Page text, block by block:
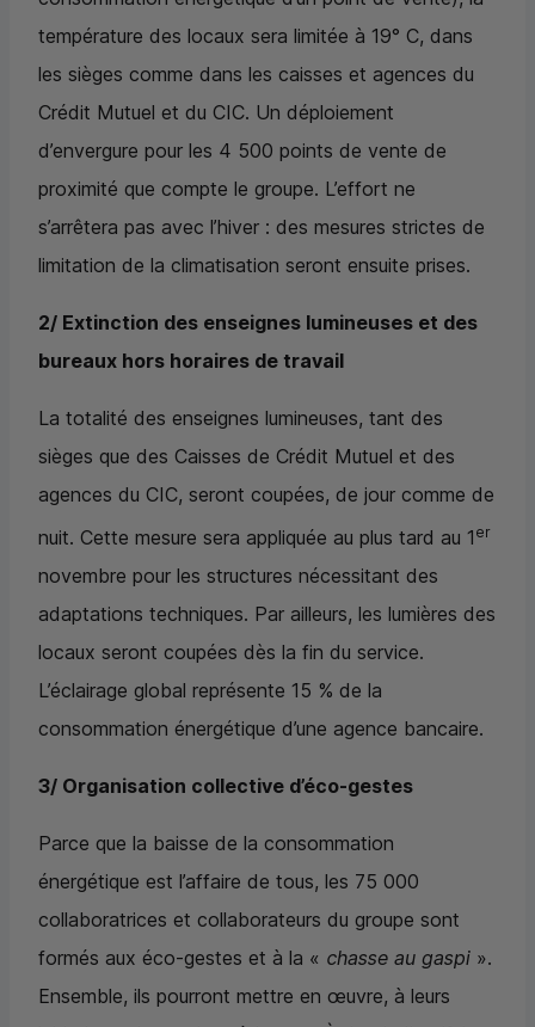
température des locaux sera limitée à 19° C, dans
les sièges comme dans les caisses et agences du
Crédit Mutuel et du CIC. Un déploiement
d’envergure pour les 4 500 points de vente de
proximité que compte le groupe. L’effort ne
s’arrêtera pas avec l’hiver : des mesures strictes de
limitation de la climatisation seront ensuite prises.
2/ Extinction des enseignes lumineuses et des
bureaux hors horaires de travail
La totalité des enseignes lumineuses, tant des
sièges que des Caisses de Crédit Mutuel et des
agences du CIC, seront coupées, de jour comme de
nuit. Cette mesure sera appliquée au plus tard au 1 er
novembre pour les structures nécessitant des
adaptations techniques. Par ailleurs, les lumières des
locaux seront coupées dès la fin du service.
L’éclairage global représente 15 % de la
consommation énergétique d’une agence bancaire.
3/ Organisation collective d’éco-gestes
Parce que la baisse de la consommation
énergétique est l’affaire de tous, les 75 000
collaboratrices et collaborateurs du groupe sont
formés aux éco-gestes et à la « chasse au gaspi ».
Ensemble, ils pourront mettre en œuvre, à leurs